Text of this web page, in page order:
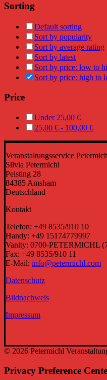
Sorting
Default sorting
Sort by popularity
Sort by average rating
Sort by latest
Sort by price: low to
Sort by price: high to
Price
Under 25,00 €
25,00 € - 100,00 €
Veranstaltungsservice
Silvia Petermichl
Peisting 28
84385 Amsham
Deutschland
Kontakt
Telefon: +49 8535/910 10
Handy: +49 15174779997
Vanity: 0700-PETERMICHL
Fax: +49 8535/910 11
E-Mail: info@petermichl.com
Datenschutz
Bildnachweis
Impressum
© 2026 Petermichl
Privacy Preference